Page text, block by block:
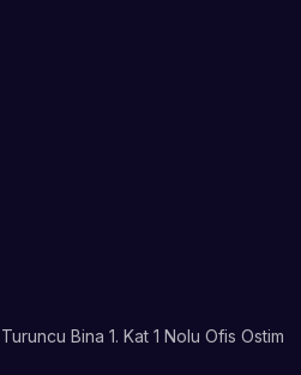
Bina 1. Kat 1 Nolu Ofis Ostim